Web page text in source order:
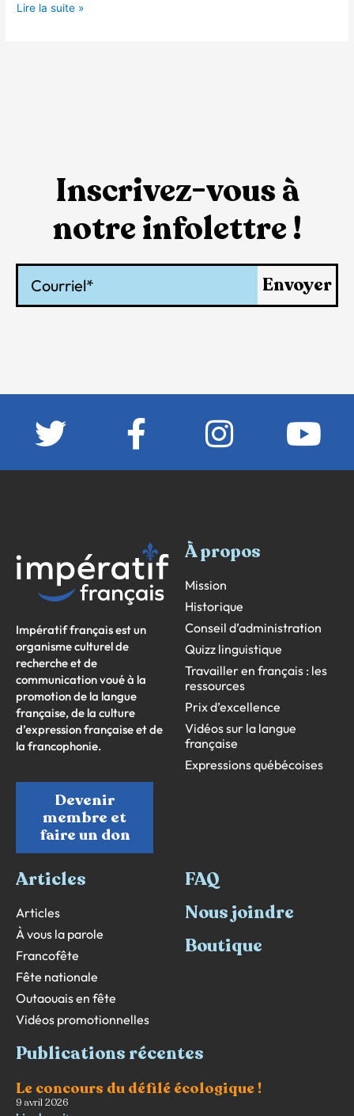
Lire la suite »
Inscrivez-vous à
notre infolettre !
Envoyer
Impératif français est un
organisme culturel de
recherche et de
communication voué à la
promotion de la langue
française, de la culture
d’expression française et de
la francophonie.
Devenir
membre et
faire un don
À propos
Mission
Historique
Conseil d’administration
Quizz linguistique
Travailler en français : les
ressources
Prix d’excellence
Vidéos sur la langue
française
Expressions québécoises
Articles
Articles
À vous la parole
Francofête
Fête nationale
Outaouais en fête
Vidéos promotionnelles
FAQ
Nous joindre
Boutique
Publications récentes
Le concours du défilé écologique !
9 avril 2026